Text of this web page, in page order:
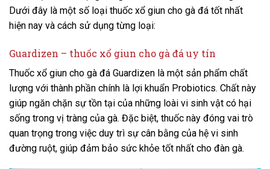
Dưới đây là một số loại thuốc xổ giun cho gà đá tốt nhất
hiện nay và cách sử dụng từng loại:
Guardizen – thuốc xổ giun cho gà đá uy tín
Thuốc xổ giun cho gà đá Guardizen là một sản phẩm chất
lượng với thành phần chính là lợi khuẩn Probiotics. Chất này
giúp ngăn chặn sự tồn tại của những loài vi sinh vật có hại
sống trong vị tràng của gà. Đặc biệt, thuốc này đóng vai trò
quan trọng trong việc duy trì sự cân bằng của hệ vi sinh
đường ruột, giúp đảm bảo sức khỏe tốt nhất cho đàn gà.